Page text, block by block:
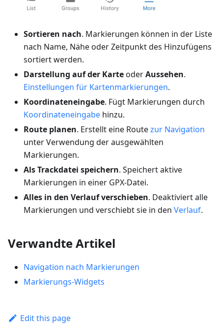
Sortieren nach. Markierungen können in der Liste
nach Name, Nähe oder Zeitpunkt des Hinzufügens
sortiert werden.
Darstellung auf der KarteoderAussehen.
Einstellungen für Kartenmarkierungen.
Koordinateneingabe. Fügt Markierungen durch
Koordinateneingabe hinzu.
Route planen. Erstellt eine Routezur Navigation
unter Verwendung der ausgewählten
Markierungen.
Als Trackdatei speichern. Speichert aktive
Markierungen in einer GPX-Datei.
Alles in den Verlauf verschieben. Deaktiviert alle
Markierungen und verschiebt sie in den Verlauf.
Verwandte Artikel
Navigation nach Markierungen
Markierungs-Widgets
Edit this page